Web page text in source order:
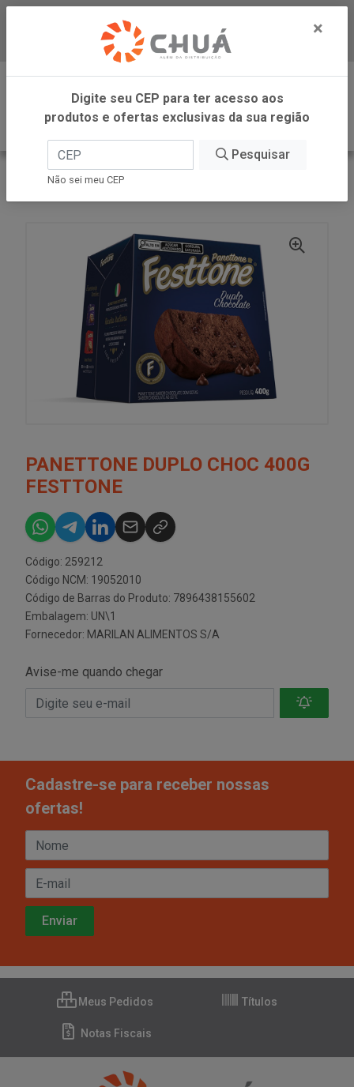
Baixe já nosso APP
0
INÍCIO
PANETTONE DUPLO CHOC 400G
FESTTONE
Código: 259212
Código NCM: 19052010
Código de Barras do Produto: 7896438155602
Embalagem: UN\1
Fornecedor: MARILAN ALIMENTOS S/A
Avise-me quando chegar
Cadastre-se para receber nossas
ofertas!
Meus Pedidos Títulos
Notas Fiscais
×
Digite seu CEP para ter acesso aos
produtos e ofertas exclusivas da sua região
Pesquisar
Não sei meu CEP